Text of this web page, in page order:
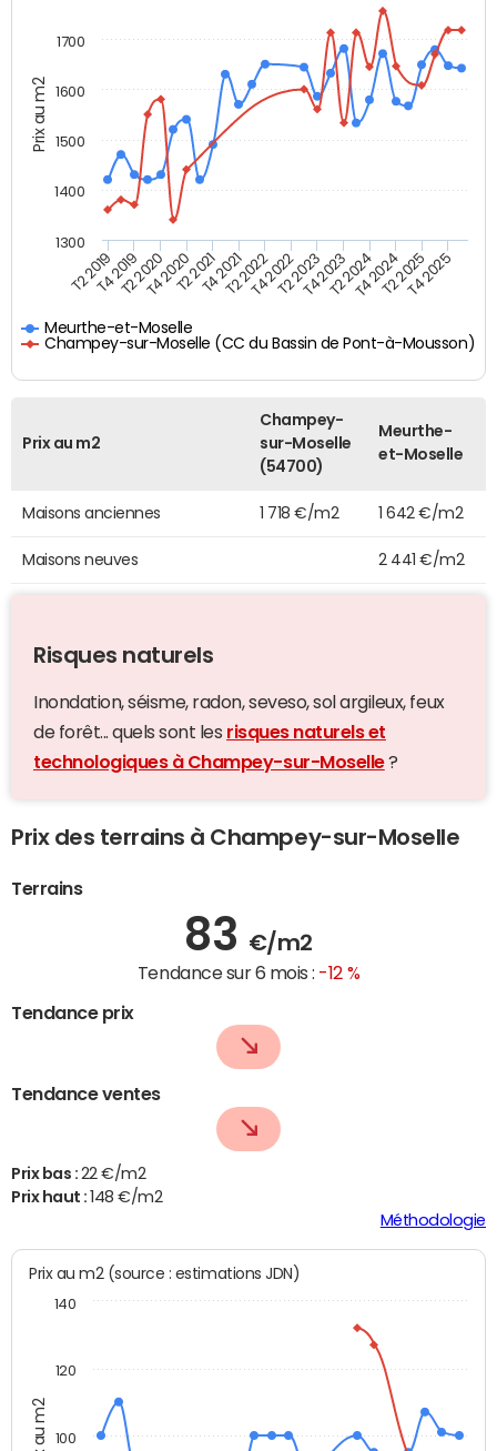
Prix au m2
Meurthe-et-Moselle
Champey-sur-Moselle (CC du Bassin de Pont-à-Mousson)
T2 2019T4 2019T2 2020T4 2020T2 2021T4 2021T2 2022T4 2022T2 2023T4 2023T2 2024T4 2024T2 2025T4 2025
1300
1400
1500
1600
1700
Prix au m2
Champey-
sur-Moselle
(54700)
Meurthe-
et-Moselle
Maisons anciennes 1 718 €/m2 1 642 €/m2
Maisons neuves 2 441 €/m2
Risques naturels
Inondation, séisme, radon, seveso, sol argileux, feux
de forêt... quels sont les risques naturels et
technologiques à Champey-sur-Moselle?
Prix des terrains à Champey-sur-Moselle
Terrains
83 €/m2
Tendance sur 6 mois : -12 %
Tendance prix
Tendance ventes
Prix bas : 22 €/m2
Prix haut : 148 €/m2
Méthodologie
Prix au m2
Prix au m2 (source : estimations JDN)
100
120
140